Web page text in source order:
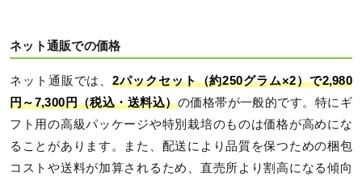
ネット通販での価格
ネット通販では、2パックセット（約250グラム×2）で2,980
円～7,300円（税込・送料込）の価格帯が一般的です。特にギ
フト用の高級パッケージや特別栽培のものは価格が高めにな
ることがあります。また、配送により品質を保つための梱包
コストや送料が加算されるため、直売所より割高になる傾向